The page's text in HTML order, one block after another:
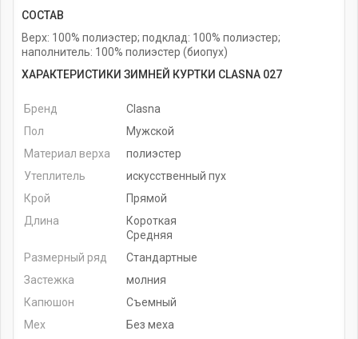
СОСТАВ
Верх: 100% полиэстер; подклад: 100% полиэстер;
наполнитель: 100% полиэстер (биопух)
ХАРАКТЕРИСТИКИ ЗИМНЕЙ КУРТКИ CLASNA 027
Бренд
Clasna
Пол
Мужской
Материал верха
полиэстер
Утеплитель
искусственный пух
Крой
Прямой
Длина
Короткая
Средняя
Размерный ряд
Стандартные
Застежка
молния
Капюшон
Съемный
Мех
Без меха